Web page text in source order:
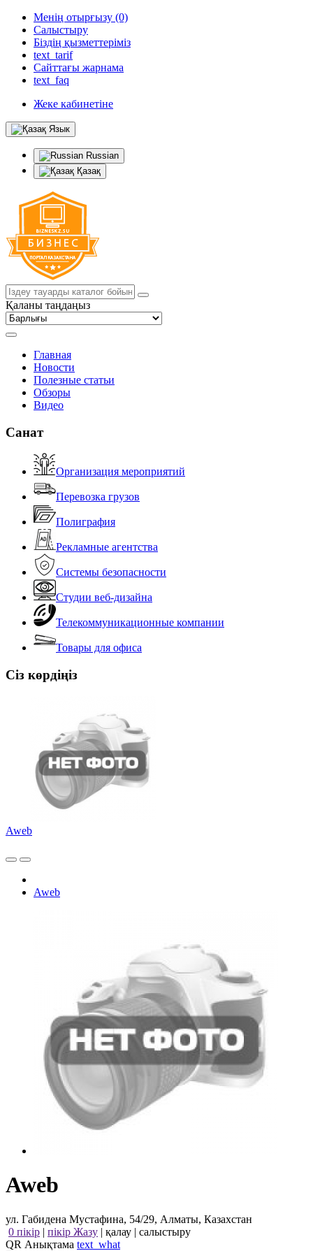
Менің отырғызу (0)
Салыстыру
Біздің қызметтеріміз
text_tarif
Сайттағы жарнама
text_faq
Жеке кабинетіне
Язык
Russian
Қазақ
Қаланы таңдаңыз
Главная
Новости
Полезные статьи
Обзоры
Видео
Санат
Организация мероприятий
Перевозка грузов
Полиграфия
Рекламные агентства
Системы безопасности
Студии веб-дизайна
Телекоммуникационные компании
Товары для офиса
Сіз көрдіңіз
Aweb
Aweb
Aweb
ул. Габидена Мустафина, 54/29, Алматы, Казахстан
0 пікір | пікір Жазу | қалау | салыстыру
QR Анықтама text_what